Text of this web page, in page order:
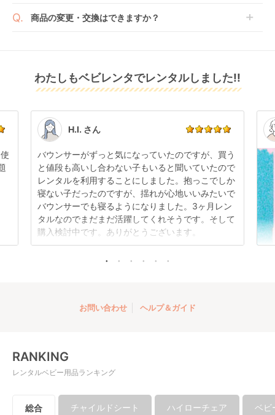
い。
※万が一キャンセルとなった場合には、代金は全額ご
てお届けしております。そのため、小さなキズや使用
感はございますが、故障や大きなキズ、シミなどのリ
す。
点検清掃については
もご確認ください。
可能ですので、商品のご注文時にご希望のお日にちに
商品の変更・交換はできますか？
また、レンタル期間の変更も商品発送前であれば変更
可能です。
い。
わたしもベビレンタでレンタルしました!!
H.I. さん
バウンサーがずっと気になっていたのですが、買う
と値段も高いし合わない子もいると聞いていたので
レンタルを利用することにしました。抱っこでしか
寝ない子だったのですが、揺れが心地いいみたいで
バウンサーでも寝るようになりました。3ヶ月レン
タルなのでまだまだ活躍してくれそうです。そして
購入検討中です。ありがとうございます。
お問い合わせ ヘルプ＆ガイド
RANKING
レンタルベビー用品ランキング
総合 チャイルドシート ハイローチェア ベビ